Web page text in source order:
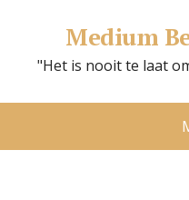
Medium
"Het is nooit te laat